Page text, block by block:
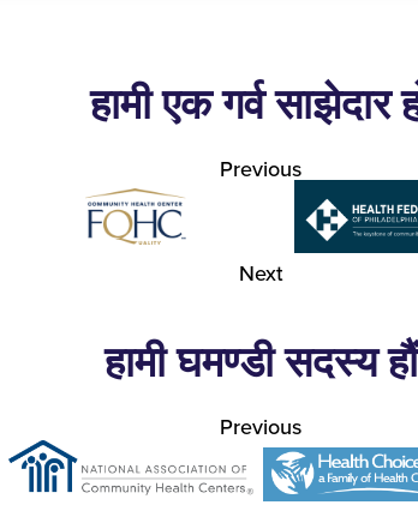
हामी एक गर्व साझेदार
Previous
Next
हामी घमण्डी सदस्य हौं
Previous